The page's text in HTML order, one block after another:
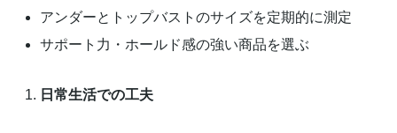
アンダーとトップバストのサイズを定期的に測定
サポート力・ホールド感の強い商品を選ぶ
日常生活での工夫